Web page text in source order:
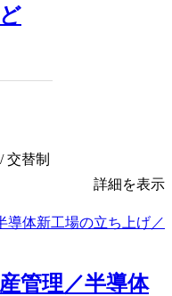
交替制
詳細を表示
管理／半導体